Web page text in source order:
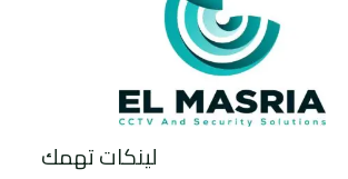
لينكات تهمك